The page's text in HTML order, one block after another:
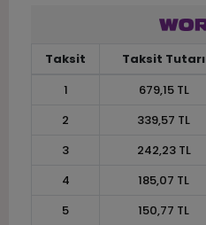
Taksit Taksit Tutarı
1
679,15 TL
2
339,57 TL
3
242,23 TL
4
185,07 TL
5
150,77 TL